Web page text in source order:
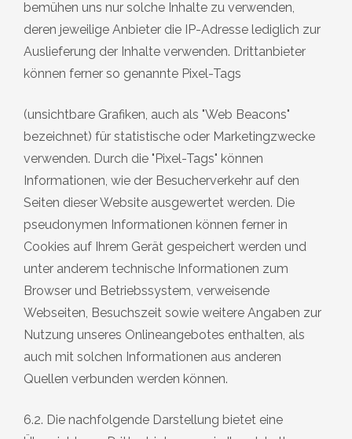
bemühen uns nur solche Inhalte zu verwenden,
deren jeweilige Anbieter die IP-Adresse lediglich zur
Auslieferung der Inhalte verwenden. Drittanbieter
können ferner so genannte Pixel-Tags
(unsichtbare Grafiken, auch als "Web Beacons"
bezeichnet) für statistische oder Marketingzwecke
verwenden. Durch die "Pixel-Tags" können
Informationen, wie der Besucherverkehr auf den
Seiten dieser Website ausgewertet werden. Die
pseudonymen Informationen können ferner in
Cookies auf Ihrem Gerät gespeichert werden und
unter anderem technische Informationen zum
Browser und Betriebssystem, verweisende
Webseiten, Besuchszeit sowie weitere Angaben zur
Nutzung unseres Onlineangebotes enthalten, als
auch mit solchen Informationen aus anderen
Quellen verbunden werden können.
6.2. Die nachfolgende Darstellung bietet eine